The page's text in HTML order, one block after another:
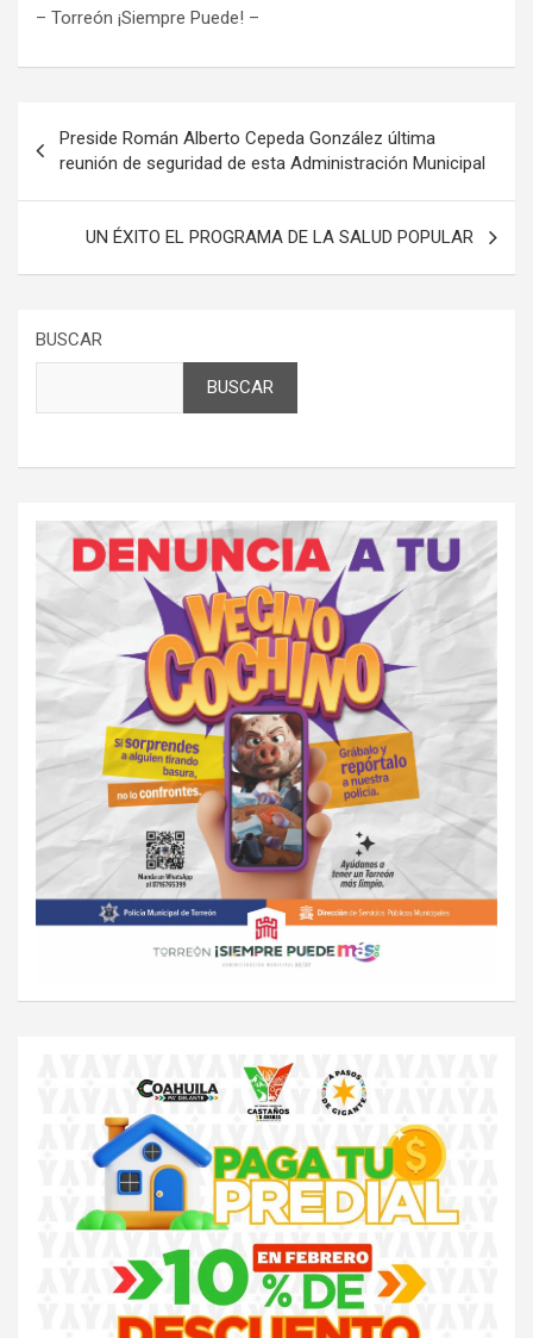
– Torreón ¡Siempre Puede! –
de
entradas
Preside Román Alberto Cepeda González última
reunión de seguridad de esta Administración Municipal
UN ÉXITO EL PROGRAMA DE LA SALUD POPULAR
BUSCAR
BUSCAR